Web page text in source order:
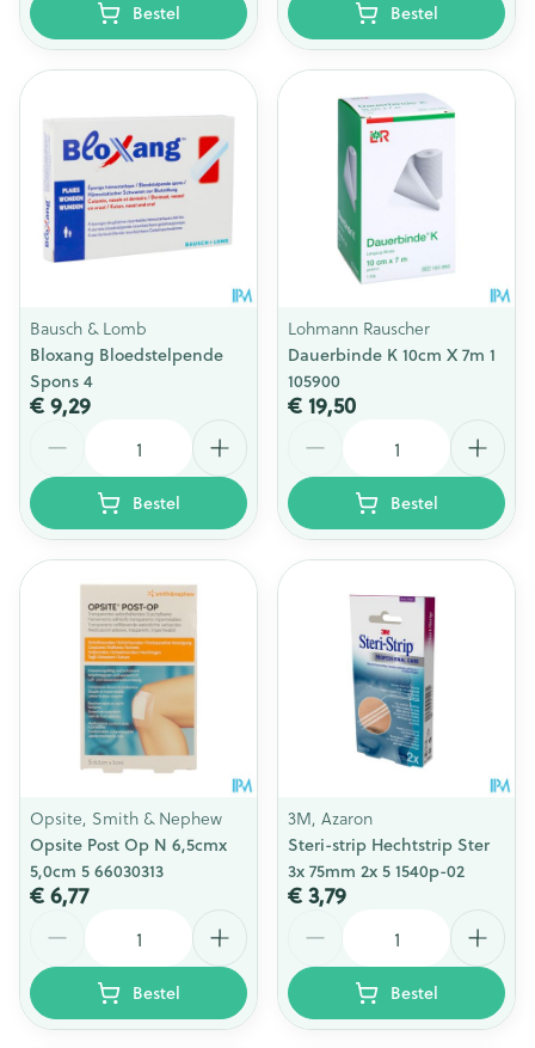
Bestel Bestel
Bausch & Lomb
Bloxang Bloedstelpende
Spons 4
€ 9,29
Bestel
Lohmann Rauscher
Dauerbinde K 10cm X 7m 1
105900
€ 19,50
Bestel
Opsite, Smith & Nephew
Opsite Post Op N 6,5cmx
5,0cm 5 66030313
€ 6,77
Bestel
3M, Azaron
Steri-strip Hechtstrip Ster
3x 75mm 2x 5 1540p-02
€ 3,79
Bestel